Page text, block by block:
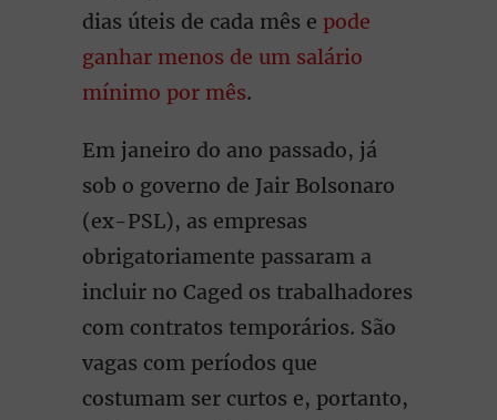
dias úteis de cada mês e pode
ganhar menos de um salário
mínimo por mês.
Em janeiro do ano passado, já
sob o governo de Jair Bolsonaro
(ex-PSL), as empresas
obrigatoriamente passaram a
incluir no Caged os trabalhadores
com contratos temporários. São
vagas com períodos que
costumam ser curtos e, portanto,